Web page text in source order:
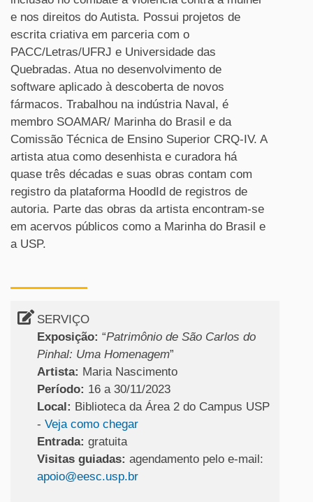
e nos direitos do Autista. Possui projetos de
escrita criativa em parceria com o
PACC/Letras/UFRJ e Universidade das
Quebradas. Atua no desenvolvimento de
software aplicado à descoberta de novos
fármacos. Trabalhou na indústria Naval, é
membro SOAMAR/ Marinha do Brasil e da
Comissão Técnica de Ensino Superior CRQ-IV. A
artista atua como desenhista e curadora há
quase três décadas e suas obras contam com
registro da plataforma HoodId de registros de
autoria. Parte das obras da artista encontram-se
em acervos públicos como a Marinha do Brasil e
a USP.
SERVIÇO
Exposição: “Patrimônio de São Carlos do
Pinhal: Uma Homenagem”
Artista: Maria Nascimento
Período: 16 a 30/11/2023
Local: Biblioteca da Área 2 do Campus USP
- Veja como chegar
Entrada: gratuita
Visitas guiadas: agendamento pelo e-mail:
apoio@eesc.usp.br